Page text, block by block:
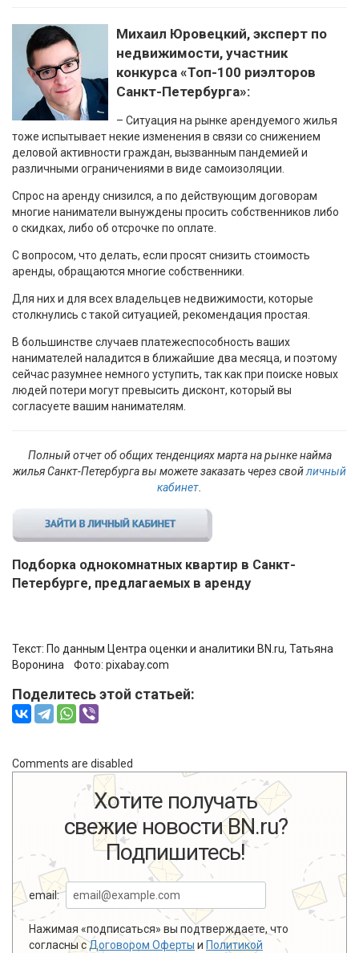
Михаил Юровецкий, эксперт по
недвижимости, участник
конкурса «Топ-100 риэлторов
Санкт-Петербурга»:
– Ситуация на рынке арендуемого жилья
тоже испытывает некие изменения в связи со снижением
деловой активности граждан, вызванным пандемией и
различными ограничениями в виде самоизоляции.
Спрос на аренду снизился, а по действующим договорам
многие наниматели вынуждены просить собственников либо
о скидках, либо об отсрочке по оплате.
С вопросом, что делать, если просят снизить стоимость
аренды, обращаются многие собственники.
Для них и для всех владельцев недвижимости, которые
столкнулись с такой ситуацией, рекомендация простая.
В большинстве случаев платежеспособность ваших
нанимателей наладится в ближайшие два месяца, и поэтому
сейчас разумнее немного уступить, так как при поиске новых
людей потери могут превысить дисконт, который вы
согласуете вашим нанимателям.
Полный отчет об общих тенденциях марта на рынке найма
жилья Санкт-Петербурга вы можете заказать через свойличный
кабинет.
Подборка однокомнатных квартир в Санкт-
Петербурге, предлагаемых в аренду
Текст: По данным Центра оценки и аналитики BN.ru, Татьяна
Воронина Фото: pixabay.com
Поделитесь этой статьей:
Comments are disabled
Хотите получать
свежие новости BN.ru?
Подпишитесь!
email:
Нажимая «подписаться» вы подтверждаете, что
согласны сДоговором Оферты и Политикой